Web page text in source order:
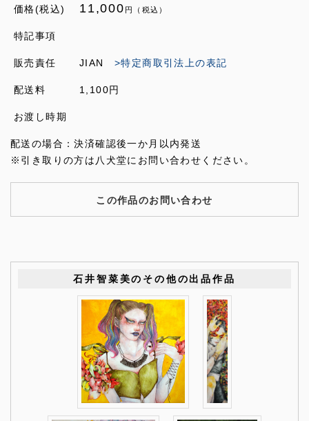
価格(税込) 11,000 円（税込）
特記事項
販売責任 JIAN >特定商取引法上の表記
配送料 1,100円
お渡し時期
配送の場合：決済確認後一か月以内発送
※引き取りの方は八犬堂にお問い合わせください。
この作品のお問い合わせ
石井智菜美のその他の出品作品